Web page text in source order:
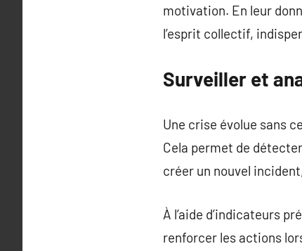
motivation. En leur
l’esprit collectif,
Surveiller et
Une crise évolue sans
Cela permet de
créer un nouvel
À l’aide d’indicateurs
renforcer les actions